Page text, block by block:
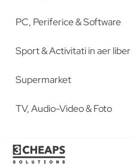
PC, Periferice & Software
Sport & Activitati in aer liber
Supermarket
TV, Audio-Video & Foto